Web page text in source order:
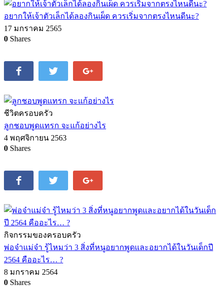
อยากให้เจ้าตัวเล็กได้ลองกินเผ็ด ควรเริ่มจากตรงไหนดีนะ?
17 มกราคม 2565
0 Shares
ชีวิตครอบครัว
ลูกชอบพูดแทรก จะแก้อย่างไร
4 พฤศจิกายน 2563
0 Shares
กิจกรรมของครอบครัว
พ่อจ๋าแม่จ๋า รู้ไหมว่า 3 สิ่งที่หนูอยากพูดและอยากได้ในวันเด็กปี
2564 คืออะไร… ?
8 มกราคม 2564
0 Shares